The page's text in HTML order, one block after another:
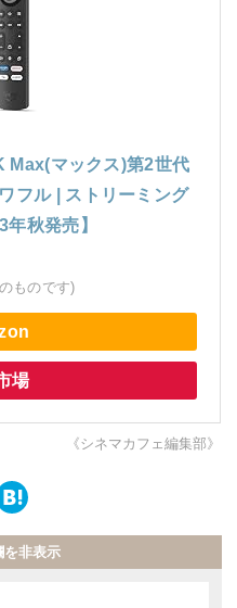
Max(マックス)第2世代
フル | ストリーミング
秋発売】
ものです)
場
《シネマカフェ編集部》
を非表示